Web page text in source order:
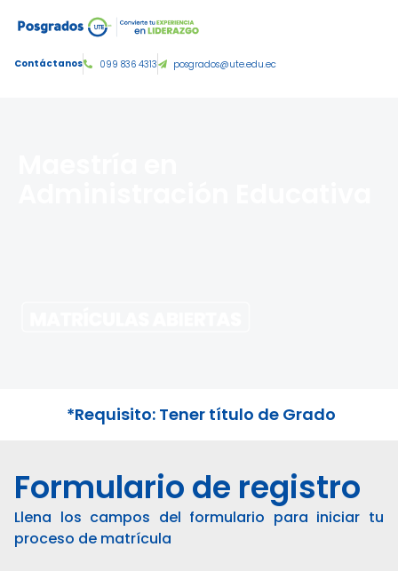
Contáctanos 099 836 4313 posgrados@ute.edu.ec
*Requisito: Tener título de Grado
Formulario de registro
Llena los campos del formulario para iniciar tu
proceso de matrícula
Tercer nivel de grado: